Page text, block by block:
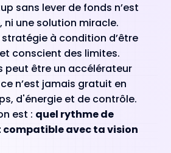
sans lever de fonds n’est
ni une solution miracle.
stratégie à condition d’être
conscient des limites.
peut être un accélérateur
n’est jamais gratuit en
d'énergie et de contrôle.
est : quel rythme de
compatible avec ta vision